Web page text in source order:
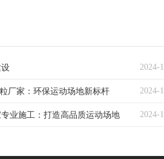
2024-
2024-
厂家：环保运动场地新标杆
2024-
业施工：打造高品质运动场地